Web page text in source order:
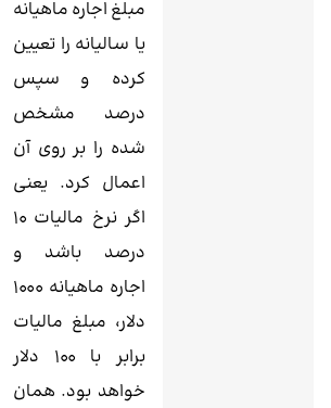
مبلغ اجاره ماهیانه
یا سالیانه را تعیین
کرده و سپس
درصد مشخص
شده را بر روی آن
اعمال کرد. یعنی
اگر نرخ مالیات ۱۰
درصد باشد و
اجاره ماهیانه ۱۰۰۰
دلار، مبلغ مالیات
برابر با ۱۰۰ دلار
خواهد بود. همان